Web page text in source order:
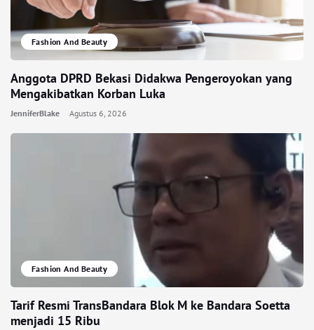
Fashion And Beauty
Anggota DPRD Bekasi Didakwa Pengeroyokan yang
Mengakibatkan Korban Luka
JenniferBlake Agustus 6, 2026
Fashion And Beauty
Tarif Resmi TransBandara Blok M ke Bandara Soetta
menjadi 15 Ribu